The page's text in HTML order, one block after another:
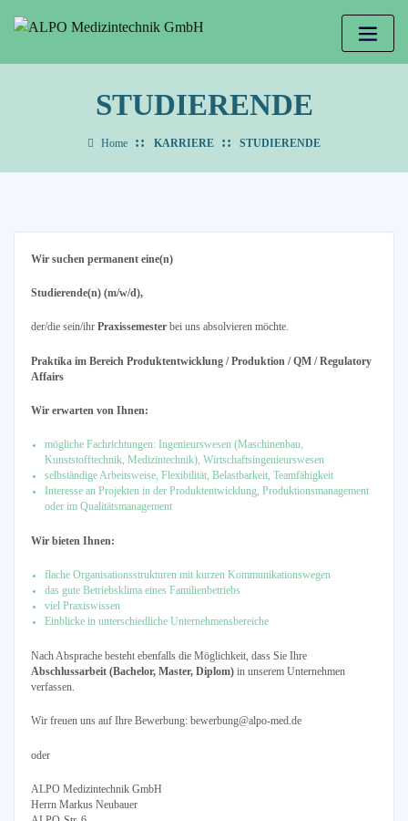
STUDIERENDE
Home KARRIERE STUDIERENDE
Wir suchen permanent eine(n)
Studierende(n) (m/w/d),
der/die sein/ihr Praxissemester bei uns absolvieren möchte.
Praktika im Bereich Produktentwicklung / Produktion / QM / Regulatory
Affairs
Wir erwarten von Ihnen:
mögliche Fachrichtungen: Ingenieurswesen (Maschinenbau,
Kunststofftechnik, Medizintechnik), Wirtschaftsingenieurswesen
selbständige Arbeitsweise, Flexibilität, Belastbarkeit, Teamfähigkeit
Interesse an Projekten in der Produktentwicklung, Produktionsmanagement
oder im Qualitätsmanagement
Wir bieten Ihnen:
flache Organisationsstrukturen mit kurzen Kommunikationswegen
das gute Betriebsklima eines Familienbetriebs
viel Praxiswissen
Einblicke in unterschiedliche Unternehmensbereiche
Nach Absprache besteht ebenfalls die Möglichkeit, dass Sie Ihre
Abschlussarbeit (Bachelor, Master, Diplom)in unserem Unternehmen
verfassen.
Wir freuen uns auf Ihre Bewerbung: bewerbung@alpo-med.de
oder
ALPO Medizintechnik GmbH
Herrn Markus Neubauer